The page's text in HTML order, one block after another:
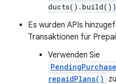
ducts().build())
Es wurden APIs
Transaktionen für
Verwenden Sie
repaidPlans()